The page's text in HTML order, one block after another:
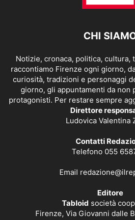
CHI
Notizie, cronaca, politica, cultura,
raccontiamo Firenze ogni giorno,
curiosità, tradizioni e personaggi
giorno, gli appuntamenti da non
protagonisti. Per restare sempre
Direttore
Ludovica Valentina
Contatti
Telefono 055
Email
Editore
Tabloid società
Firenze, Via Giovanni dalle